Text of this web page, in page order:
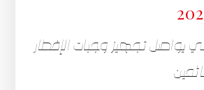
يواصل تجهيز وجبات الإفطار